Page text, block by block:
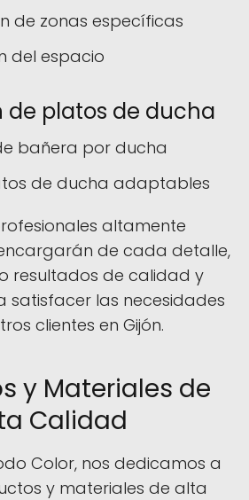
de zonas específicas
del espacio
de platos de ducha
bañera por ducha
de ducha adaptables
altamente
de cada detalle,
resultados de calidad y
satisfacer las necesidades
clientes en Gijón.
y Materiales de
Calidad
Color, nos dedicamos a
y materiales de alta